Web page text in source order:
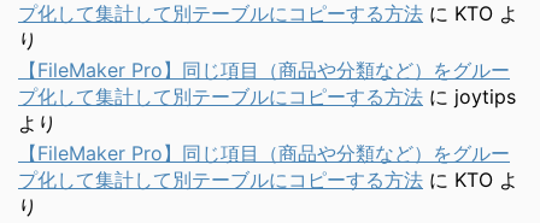
プ化して集計して別テーブルにコピーする方法 に KTO よ
り
【FileMaker Pro】同じ項目（商品や分類など）をグルー
プ化して集計して別テーブルにコピーする方法 に joytips
より
【FileMaker Pro】同じ項目（商品や分類など）をグルー
プ化して集計して別テーブルにコピーする方法 に KTO よ
り